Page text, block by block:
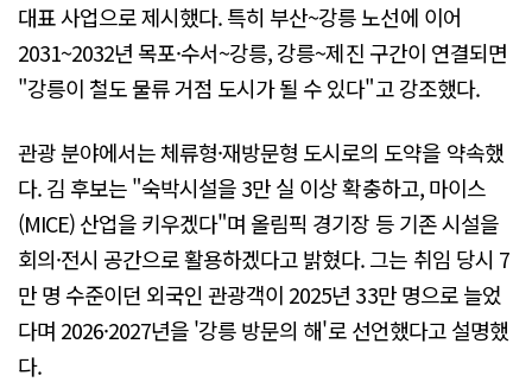
대표 사업으로 제시했다. 특히 부산~강릉 노선에 이어
2031~2032년 목포·수서~강릉, 강릉~제진 구간이 연결되면
"강릉이 철도 물류 거점 도시가 될 수 있다"고 강조했다.
관광 분야에서는 체류형·재방문형 도시로의 도약을 약속했
다. 김 후보는 "숙박시설을 3만 실 이상 확충하고, 마이스
(MICE) 산업을 키우겠다"며 올림픽 경기장 등 기존 시설을
회의·전시 공간으로 활용하겠다고 밝혔다. 그는 취임 당시 7
만 명 수준이던 외국인 관광객이 2025년 33만 명으로 늘었
다며 2026·2027년을 '강릉 방문의 해'로 선언했다고 설명했
다.